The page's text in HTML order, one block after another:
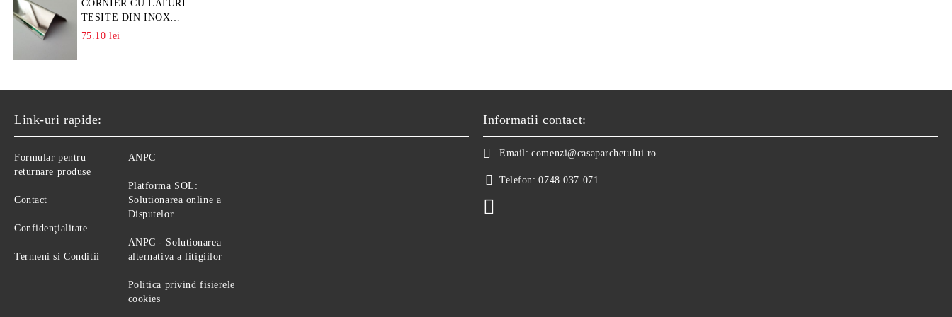
CORNIER CU LATURI
TESITE DIN INOX
L=A=25MM
75.10 lei
Link-uri rapide:
Formular pentru
returnare produse
Contact
Confidenţialitate
Termeni si Conditii
ANPC
Platforma SOL:
Solutionarea online a
Disputelor
ANPC - Solutionarea
alternativa a litigiilor
Politica privind fisierele
cookies
Informatii contact:
Email: comenzi@casaparchetului.ro
Telefon: 0748 037 071